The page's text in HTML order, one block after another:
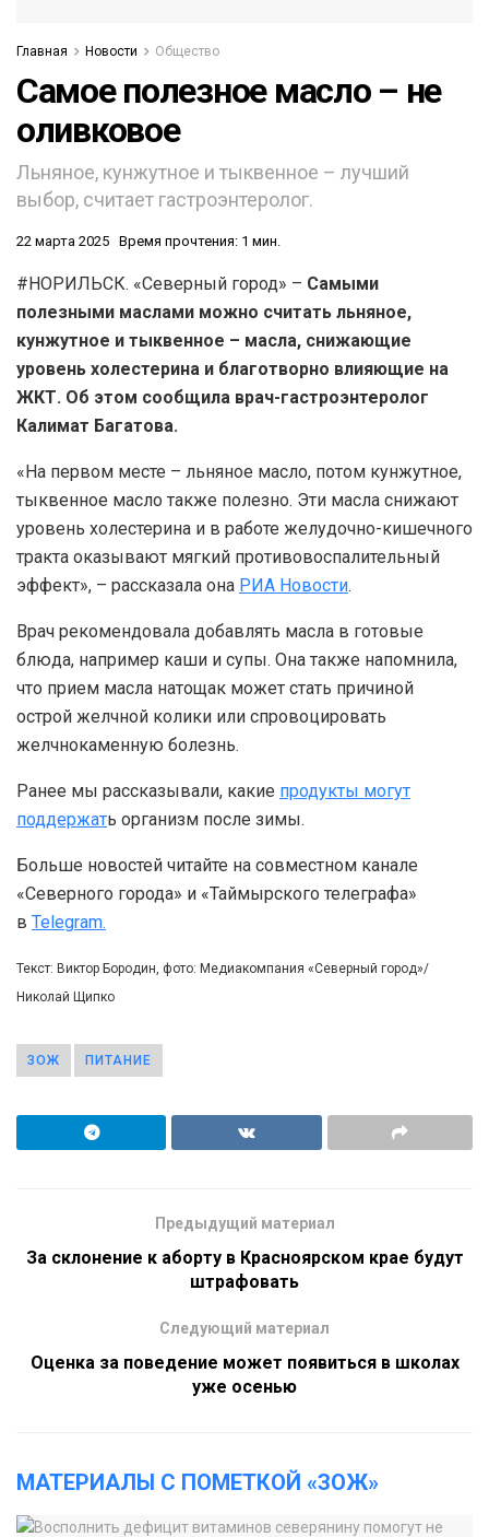
Главная Новости Общество
Самое полезное масло – не
оливковое
Льняное, кунжутное и тыквенное – лучший
выбор, считает гастроэнтеролог.
22 марта 2025 Время прочтения: 1 мин.
#НОРИЛЬСК. «Северный город» – Самыми
полезными маслами можно считать льняное,
кунжутное и тыквенное – масла, снижающие
уровень холестерина и благотворно влияющие на
ЖКТ. Об этом сообщила врач-гастроэнтеролог
Калимат Багатова.
«На первом месте – льняное масло, потом кунжутное,
тыквенное масло также полезно. Эти масла снижают
уровень холестерина и в работе желудочно-кишечного
тракта оказывают мягкий противовоспалительный
эффект», – рассказала она РИА Новости.
Врач рекомендовала добавлять масла в готовые
блюда, например каши и супы. Она также напомнила,
что прием масла натощак может стать причиной
острой желчной колики или спровоцировать
желчнокаменную болезнь.
Ранее мы рассказывали, какие продукты могут
поддержать организм после зимы.
Больше новостей читайте на совместном канале
«Северного города» и «Таймырского телеграфа»
в Telegram.
Текст: Виктор Бородин, фото: Медиакомпания «Северный город»/
Николай Щипко
ЗОЖ ПИТАНИЕ
Предыдущий материал
За склонение к аборту в Красноярском крае будут
штрафовать
Следующий материал
Оценка за поведение может появиться в школах
уже осенью
МАТЕРИАЛЫ С ПОМЕТКОЙ «ЗОЖ»